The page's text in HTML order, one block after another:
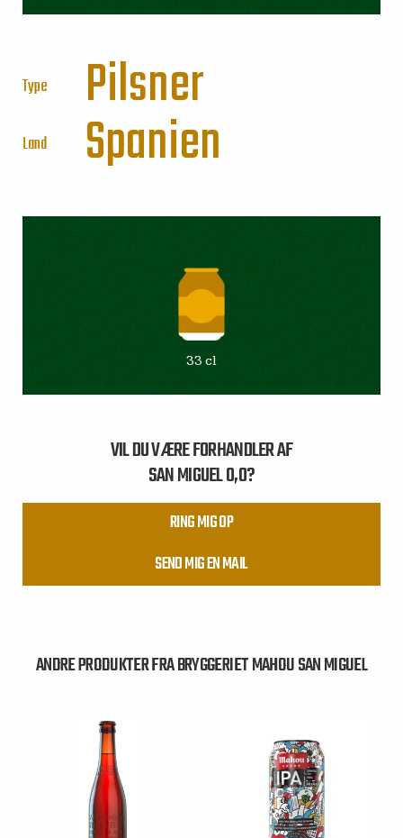
Type Pilsner
Land Spanien
33 cl
VIL DU VÆRE FORHANDLER AF
SAN MIGUEL 0,0?
RING MIG OP
SEND MIG EN MAIL
ANDRE PRODUKTER FRA BRYGGERIET MAHOU SAN MIGUEL